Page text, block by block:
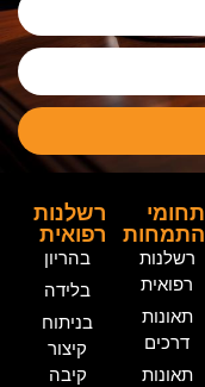
תחומי
התמחות
רשלנות
רפואית
תאונות
דרכים
תאונות
רשלנות
רפואית
בהריון
בלידה
בניתוח
קיצור
קיבה